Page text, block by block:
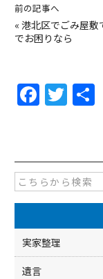
前の記事へ
« 港北区でごみ屋敷
でお困りなら
F
a
e
b
o
o
k
T
w
er
実家整理
遺言